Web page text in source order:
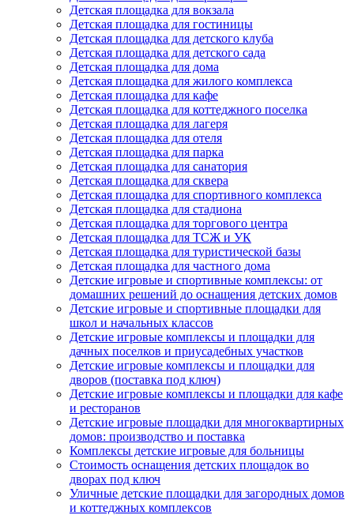
Детская площадка для вокзала
Детская площадка для гостиницы
Детская площадка для детского клуба
Детская площадка для детского сада
Детская площадка для дома
Детская площадка для жилого комплекса
Детская площадка для кафе
Детская площадка для коттеджного поселка
Детская площадка для лагеря
Детская площадка для отеля
Детская площадка для парка
Детская площадка для санатория
Детская площадка для сквера
Детская площадка для спортивного комплекса
Детская площадка для стадиона
Детская площадка для торгового центра
Детская площадка для ТСЖ и УК
Детская площадка для туристической базы
Детская площадка для частного дома
Детские игровые и спортивные комплексы: от
домашних решений до оснащения детских домов
Детские игровые и спортивные площадки для
школ и начальных классов
Детские игровые комплексы и площадки для
дачных поселков и приусадебных участков
Детские игровые комплексы и площадки для
дворов (поставка под ключ)
Детские игровые комплексы и площадки для кафе
и ресторанов
Детские игровые площадки для многоквартирных
домов: производство и поставка
Комплексы детские игровые для больницы
Стоимость оснащения детских площадок во
дворах под ключ
Уличные детские площадки для загородных домов
и коттеджных комплексов